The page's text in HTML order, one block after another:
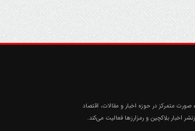
رمزارز، سیستم جامع بروزترین اخبار بیت‌کوین، بلاکچین و رمزارزها، از سال ۱۳۹۸ به صورت متمرکز در حوزه اخبار و مقالات، اقتصاد
اخبار بلاکچین و رمزارزها فعالیت می‌کند.